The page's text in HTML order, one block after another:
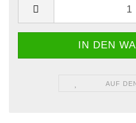
AUF